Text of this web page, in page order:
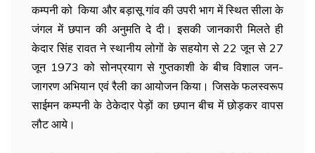
कम्पनी को किया और बड़ासू गांव की उपरी भाग में स्थित सीला के
जंगल में छपान की अनुमति दे दी। इसकी जानकारी मिलते ही
केदार सिंह रावत ने स्थानीय लोगों के सहयोग से 22 जून से 27
जून 1973 को सोनप्रयाग से गुप्तकाशी के बीच विशाल जन-
जागरण अभियान एवं रैली का आयोजन किया। जिसके फलस्वरूप
साईमन कम्पनी के ठेकेदार पेड़ों का छपान बीच में छोड़कर वापस
लौट आये।